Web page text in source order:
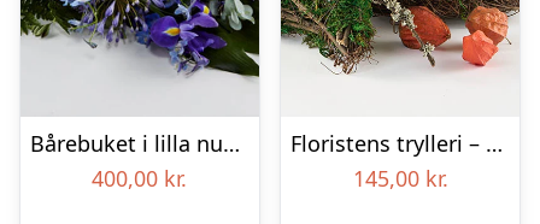
Bårebuket i lilla nuancer – Blomster til begravelse
400,00 kr.
Floristens trylleri – gravpynt – Blomster til begravelse
145,00 kr.